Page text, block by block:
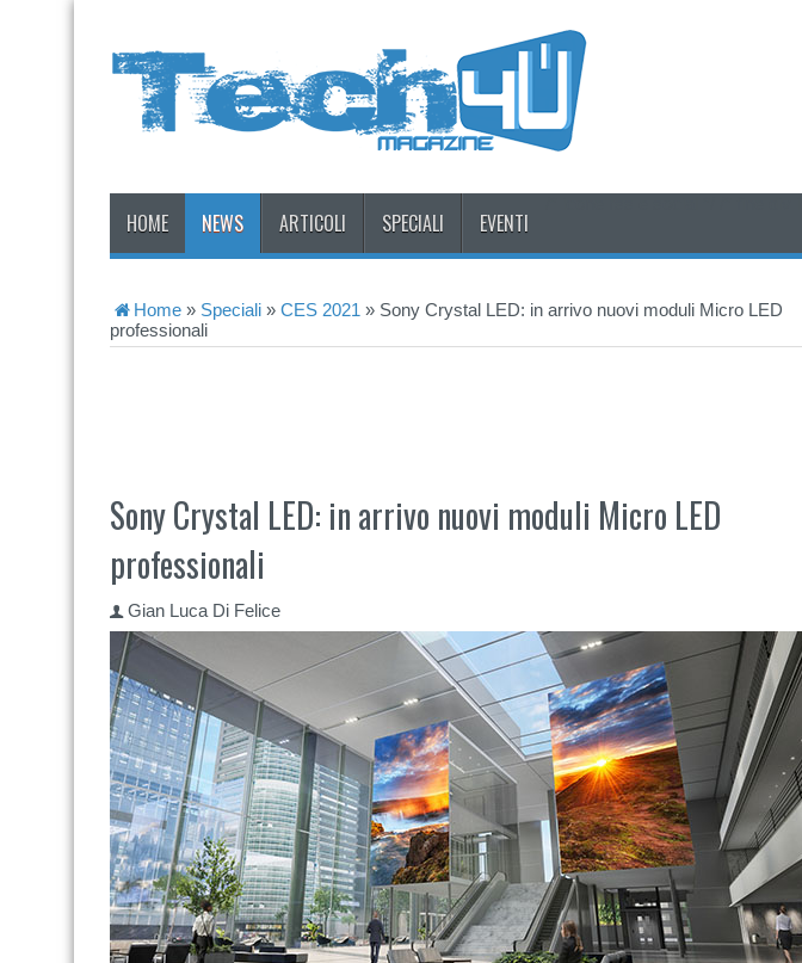
HOME NEWS ARTICOLI SPECIALI EVENTI
Home » Speciali » CES 2021 » Sony Crystal LED: in arrivo nuovi moduli Micro LED
professionali
Sony Crystal LED: in arrivo nuovi moduli Micro LED
professionali
Gian Luca Di Felice